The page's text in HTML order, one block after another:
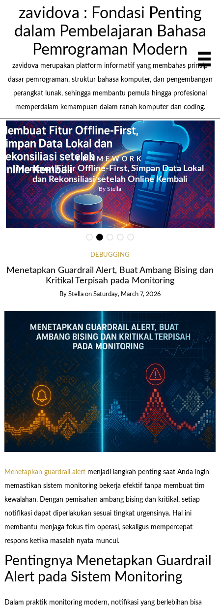
zavidova : Fondasi Penting
dalam Pembelajaran Bahasa
Pemrograman Modern
zavidova merupakan platform informatif yang membahas prinsip
dasar pemrograman, struktur bahasa komputer, dan pengembangan
perangkat lunak, sehingga membantu pemula hingga profesional
memperdalam kemampuan dalam ranah komputer dan coding.
FRAMEWORK
Membuat Fitur Offline-First, Simpan Data Lokal
dan Rekonsiliasi setelah Online Kembali
By Stella
DEBUGGING
Menetapkan Guardrail Alert, Buat Ambang Bising dan
Kritikal Terpisah pada Monitoring
By Stella on Saturday, March 7, 2026
Menetapkan guardrail alertmenjadi langkah penting saat Anda ingin
memastikan sistem monitoring bekerja efektif tanpa membuat tim
kewalahan. Dengan pemisahan ambang bising dan kritikal, setiap
notifikasi dapat diperlakukan sesuai tingkat urgensinya. Hal ini
membantu menjaga fokus tim operasi, sekaligus mempercepat
respons ketika masalah nyata muncul.
Pentingnya Menetapkan Guardrail
Alert pada Sistem Monitoring
Dalam praktik monitoring modern, notifikasi yang berlebihan bisa